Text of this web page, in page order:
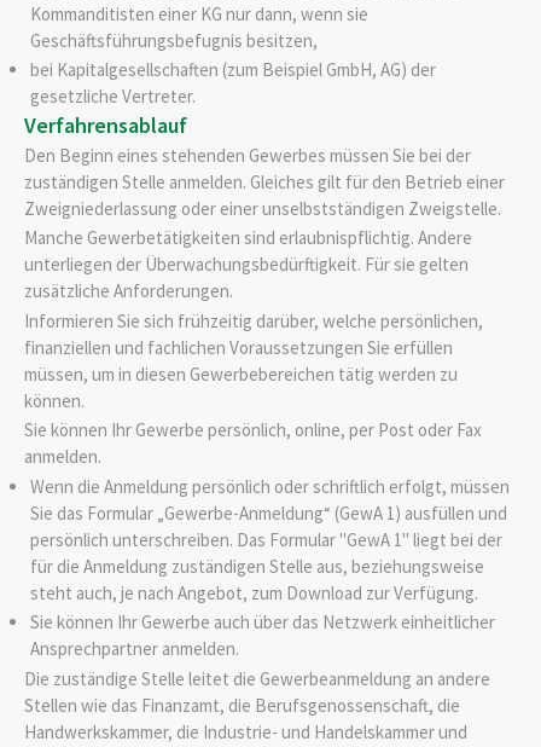
Kommanditisten einer KG nur dann, wenn sie
Geschäftsführungsbefugnis besitzen,
bei Kapitalgesellschaften (zum Beispiel GmbH, AG) der
gesetzliche Vertreter.
Verfahrensablauf
Den Beginn eines stehenden Gewerbes müssen Sie bei der
zuständigen Stelle anmelden. Gleiches gilt für den Betrieb einer
Zweigniederlassung oder einer unselbstständigen Zweigstelle.
Manche Gewerbetätigkeiten sind erlaubnispflichtig. Andere
unterliegen der Überwachungsbedürftigkeit. Für sie gelten
zusätzliche Anforderungen.
Informieren Sie sich frühzeitig darüber, welche persönlichen,
finanziellen und fachlichen Voraussetzungen Sie erfüllen
müssen, um in diesen Gewerbebereichen tätig werden zu
können.
Sie können Ihr Gewerbe persönlich, online, per Post oder Fax
anmelden.
Wenn die Anmeldung persönlich oder schriftlich erfolgt, müssen
Sie das Formular „Gewerbe-Anmeldung“ (GewA 1) ausfüllen und
persönlich unterschreiben. Das Formular "GewA 1" liegt bei der
für die Anmeldung zuständigen Stelle aus, beziehungsweise
steht auch, je nach Angebot, zum Download zur Verfügung.
Sie können Ihr Gewerbe auch über das Netzwerk einheitlicher
Ansprechpartner anmelden.
Die zuständige Stelle leitet die Gewerbeanmeldung an andere
Stellen wie das Finanzamt, die Berufsgenossenschaft, die
Handwerkskammer, die Industrie- und Handelskammer und